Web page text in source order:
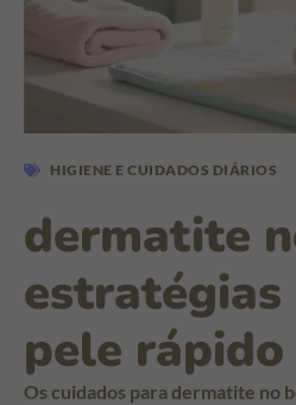
HIGIENE E CUIDADOS DIÁRIOS
dermatite
estratégias
pele rápido
Os cuidados para dermatite no